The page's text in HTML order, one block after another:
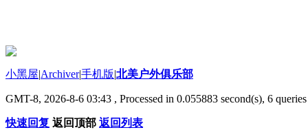
小黑屋|Archiver|手机版|北美户外俱乐部
GMT-8, 2026-8-6 03:43 , Processed in 0.055883 second(s), 6
快速回复 返回顶部 返回列表